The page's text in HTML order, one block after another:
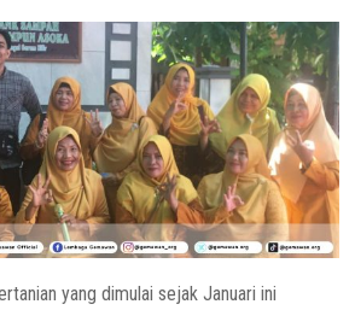
yang dimulai sejak Januari ini